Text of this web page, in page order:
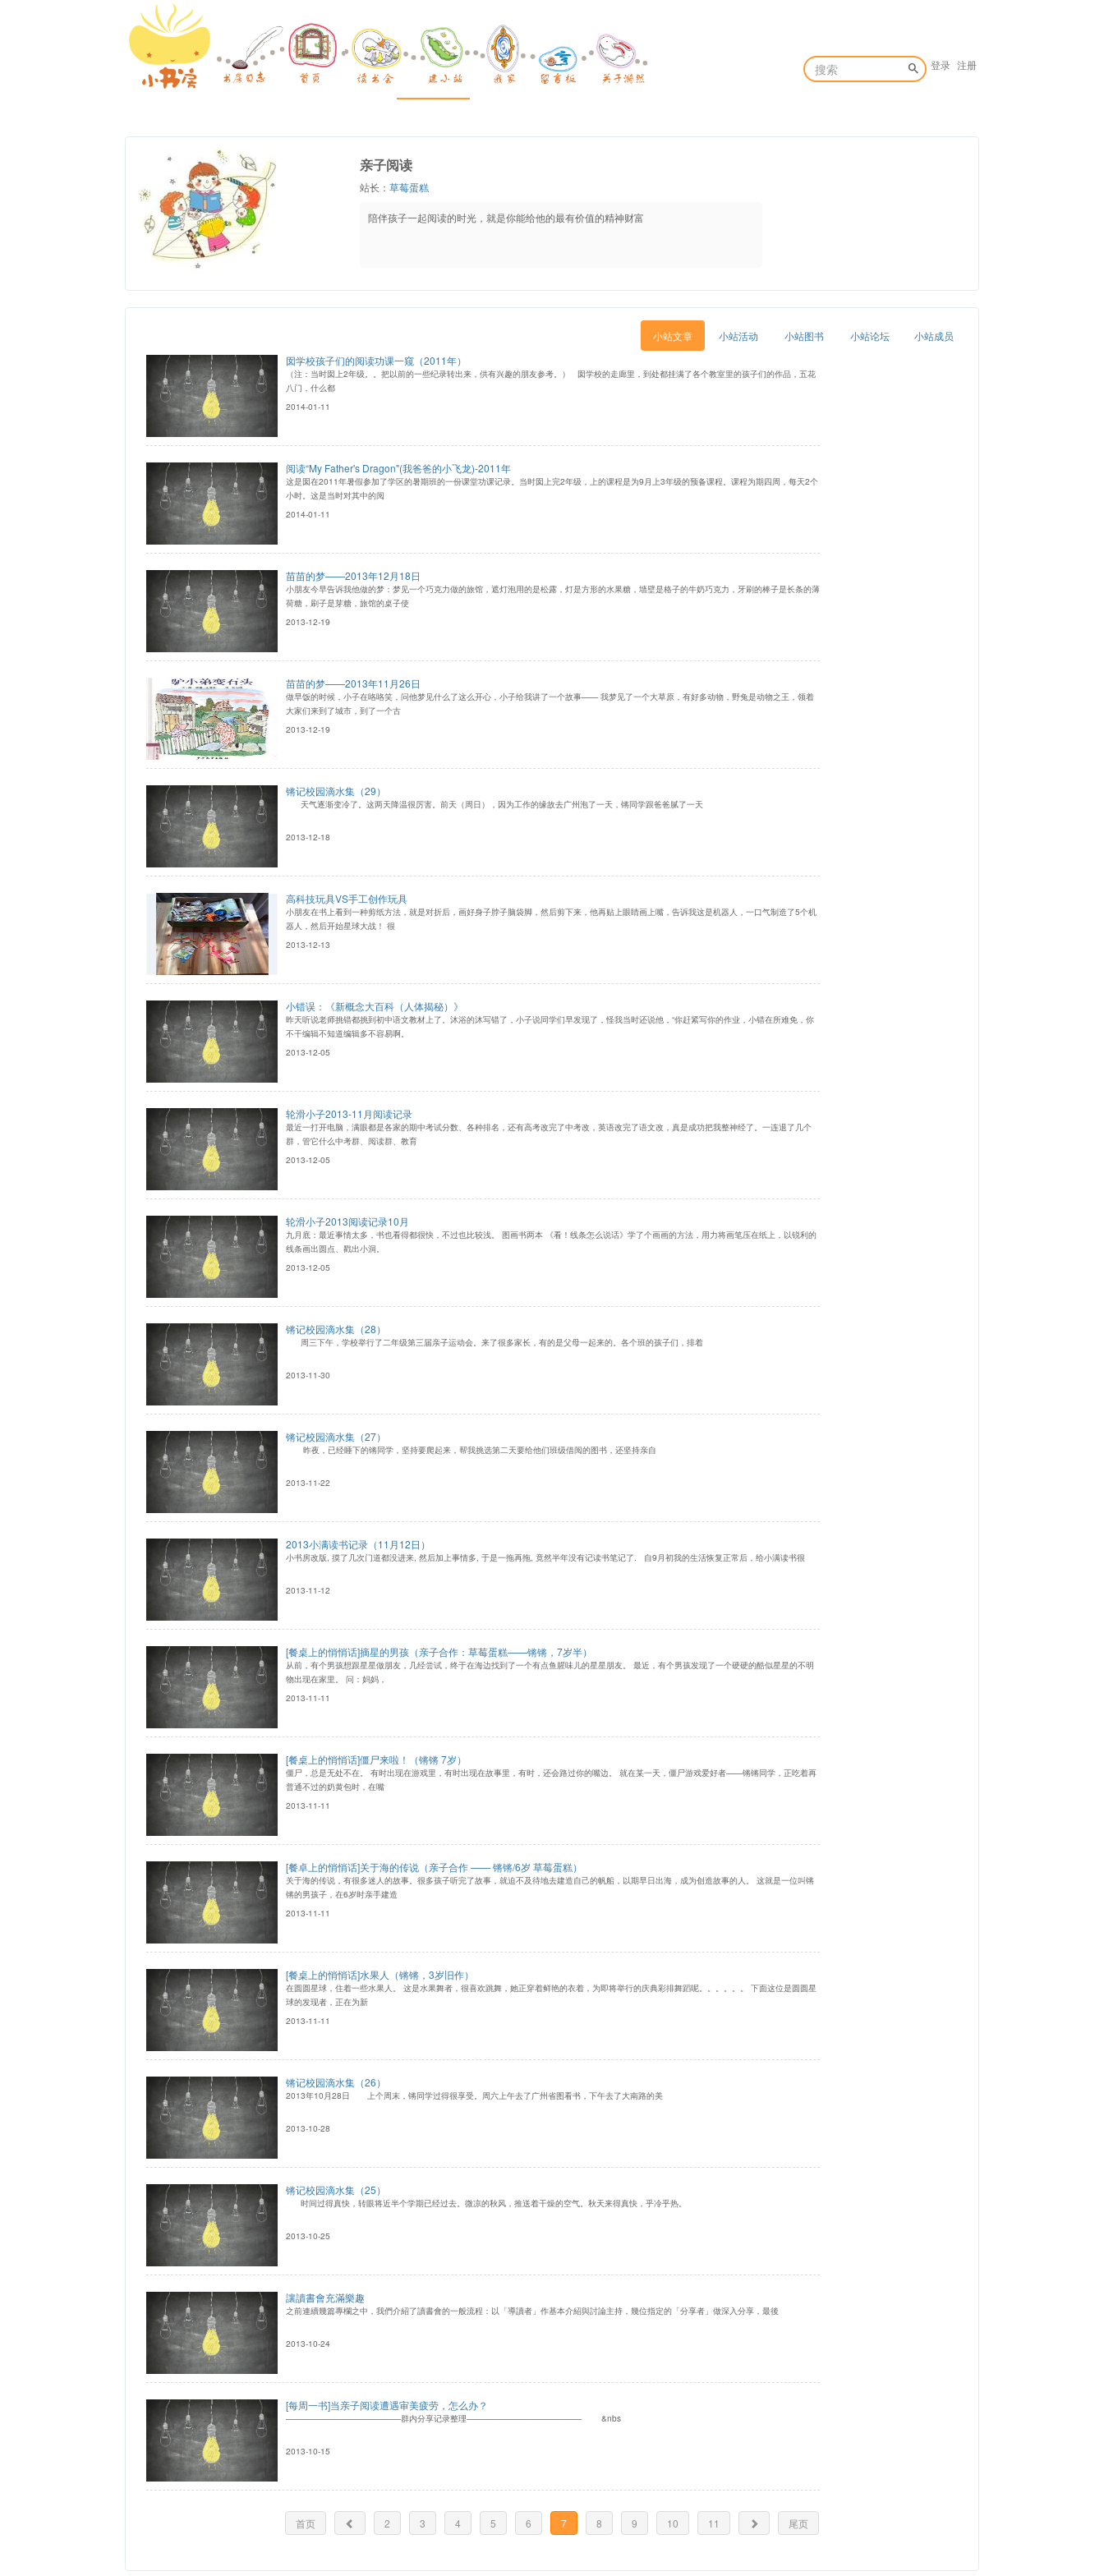
登录 注册
亲子阅读
站长： 草莓蛋糕
陪伴孩子一起阅读的时光，就是你能给他的最有价值的精神财富
小站成员
小站论坛
小站图书
小站活动
小站文章
囡学校孩子们的阅读功课一窥（2011年）
（注：当时囡上2年级。。把以前的一些纪录转出来，供有兴趣的朋友参考。） 囡学校的走廊里，到处都挂满了各个教室里的孩子们的作品，五花
八门，什么都
2014-01-11
阅读“My Father's Dragon"(我爸爸的小飞龙)-2011年
这是囡在2011年暑假参加了学区的暑期班的一份课堂功课记录。当时囡上完2年级，上的课程是为9月上3年级的预备课程。课程为期四周，每天2个
小时。这是当时对其中的阅
2014-01-11
苗苗的梦——2013年12月18日
小朋友今早告诉我他做的梦：梦见一个巧克力做的旅馆，遮灯泡用的是松露，灯是方形的水果糖，墙壁是格子的牛奶巧克力，牙刷的棒子是长条的薄
荷糖，刷子是芽糖，旅馆的桌子使
2013-12-19
苗苗的梦——2013年11月26日
做早饭的时候，小子在咯咯笑，问他梦见什么了这么开心，小子给我讲了一个故事—— 我梦见了一个大草原，有好多动物，野兔是动物之王，领着
大家们来到了城市，到了一个古
2013-12-19
锵记校园滴水集（29）
天气逐渐变冷了。这两天降温很厉害。前天（周日），因为工作的缘故去广州泡了一天，锵同学跟爸爸腻了一天
2013-12-18
高科技玩具VS手工创作玩具
小朋友在书上看到一种剪纸方法，就是对折后，画好身子脖子脑袋脚，然后剪下来，他再贴上眼睛画上嘴，告诉我这是机器人，一口气制造了5个机
器人，然后开始星球大战！ 很
2013-12-13
小错误：《新概念大百科（人体揭秘）》
昨天听说老师挑错都挑到初中语文教材上了。沐浴的沐写错了，小子说同学们早发现了，怪我当时还说他，“你赶紧写你的作业，小错在所难免，你
不干编辑不知道编辑多不容易啊。
2013-12-05
轮滑小子2013-11月阅读记录
最近一打开电脑，满眼都是各家的期中考试分数、各种排名，还有高考改完了中考改，英语改完了语文改，真是成功把我整神经了。一连退了几个
群，管它什么中考群、阅读群、教育
2013-12-05
轮滑小子2013阅读记录10月
九月底：最近事情太多，书也看得都很快，不过也比较浅。 图画书两本 《看！线条怎么说话》学了个画画的方法，用力将画笔压在纸上，以锐利的
线条画出圆点、戳出小洞。
2013-12-05
锵记校园滴水集（28）
周三下午，学校举行了二年级第三届亲子运动会。来了很多家长，有的是父母一起来的。各个班的孩子们，排着
2013-11-30
锵记校园滴水集（27）
昨夜，已经睡下的锵同学，坚持要爬起来，帮我挑选第二天要给他们班级借阅的图书，还坚持亲自
2013-11-22
2013小满读书记录（11月12日）
小书房改版, 摸了几次门道都没进来, 然后加上事情多, 于是一拖再拖, 竟然半年没有记读书笔记了. 自9月初我的生活恢复正常后，给小满读书很
2013-11-12
[餐桌上的悄悄话]摘星的男孩（亲子合作：草莓蛋糕——锵锵，7岁半）
从前，有个男孩想跟星星做朋友，几经尝试，终于在海边找到了一个有点鱼腥味儿的星星朋友。 最近，有个男孩发现了一个硬硬的酷似星星的不明
物出现在家里。 问：妈妈，
2013-11-11
[餐桌上的悄悄话]僵尸来啦！（锵锵 7岁）
僵尸，总是无处不在。 有时出现在游戏里，有时出现在故事里，有时，还会路过你的嘴边。 就在某一天，僵尸游戏爱好者——锵锵同学，正吃着再
普通不过的奶黄包时，在嘴
2013-11-11
[餐卓上的悄悄话]关于海的传说（亲子合作 —— 锵锵/6岁 草莓蛋糕）
关于海的传说，有很多迷人的故事。很多孩子听完了故事，就迫不及待地去建造自己的帆船，以期早日出海，成为创造故事的人。 这就是一位叫锵
锵的男孩子，在6岁时亲手建造
2013-11-11
[餐桌上的悄悄话]水果人（锵锵，3岁旧作）
在圆圆星球，住着一些水果人。 这是水果舞者，很喜欢跳舞，她正穿着鲜艳的衣着，为即将举行的庆典彩排舞蹈呢。。。。。。 下面这位是圆圆星
球的发现者，正在为新
2013-11-11
锵记校园滴水集（26）
2013年10月28日 上个周末，锵同学过得很享受。周六上午去了广州省图看书，下午去了大南路的美
2013-10-28
锵记校园滴水集（25）
时间过得真快，转眼将近半个学期已经过去。微凉的秋风，推送着干燥的空气。秋天来得真快，乎冷乎热。
2013-10-25
讓讀書會充滿樂趣
之前連續幾篇專欄之中，我們介紹了讀書會的一般流程：以「導讀者」作基本介紹與討論主持，幾位指定的「分享者」做深入分享，最後
2013-10-24
[每周一书]当亲子阅读遭遇审美疲劳，怎么办？
——————————————群内分享记录整理—————————————— &nbs
2013-10-15
首页 2 3 4 5 6 7 8 9 10 11 尾页